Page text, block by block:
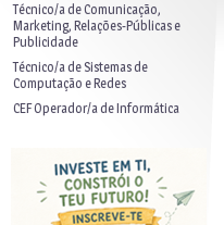
Técnico/a de Comunicação,
Marketing, Relações-Públicas e
Publicidade
Técnico/a de Sistemas de
Computação e Redes
CEF Operador/a de Informática